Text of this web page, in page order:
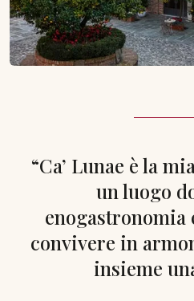
“Ca’ Lunae è la
un luogo
enogastronomia
convivere in
insieme